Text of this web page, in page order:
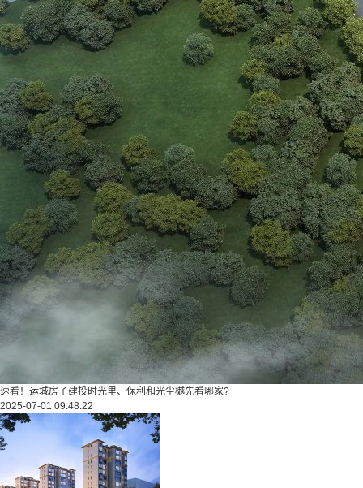
速看！运城房子建投时光里、保利和光尘樾先看哪家?
2025-07-01 09:48:22